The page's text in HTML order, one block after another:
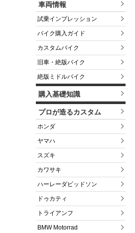
車両情報
試乗インプレッション
バイク購入ガイド
カスタムバイク
旧車・絶版バイク
絶版ミドルバイク
購入基礎知識
プロが造るカスタム
ホンダ
ヤマハ
スズキ
カワサキ
ハーレーダビッドソン
ドゥカティ
トライアンフ
BMW Motorrad